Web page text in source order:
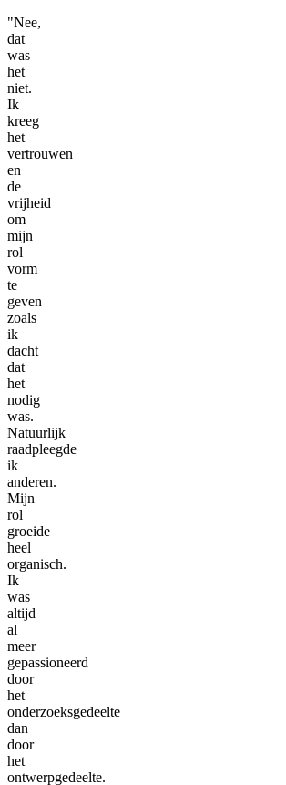
"Nee,
dat
was
het
niet.
Ik
kreeg
het
vertrouwen
en
de
vrijheid
om
mijn
rol
vorm
te
geven
zoals
ik
dacht
dat
het
nodig
was.
Natuurlijk
raadpleegde
ik
anderen.
Mijn
rol
groeide
heel
organisch.
Ik
was
altijd
al
meer
gepassioneerd
door
het
onderzoeksgedeelte
dan
door
het
ontwerpgedeelte.